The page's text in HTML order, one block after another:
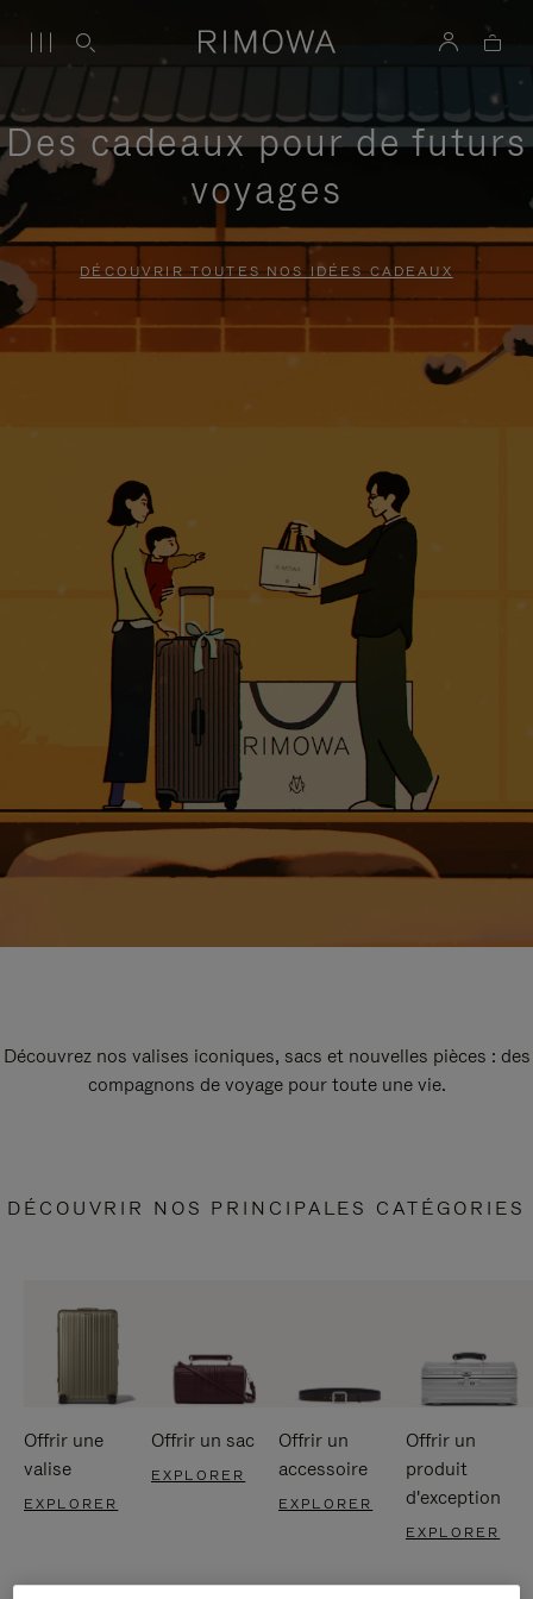
Des cadeaux pour de futurs
voyages
DÉCOUVRIR TOUTES NOS IDÉES CADEAUX
Découvrez nos valises iconiques, sacs et nouvelles pièces : des
compagnons de voyage pour toute une vie.
DÉCOUVRIR NOS PRINCIPALES CATÉGORIES
Offrir une
valise
EXPLORER
Offrir un sac
EXPLORER
Offrir un
accessoire
EXPLORER
Offrir un
produit
d'exception
EXPLORER